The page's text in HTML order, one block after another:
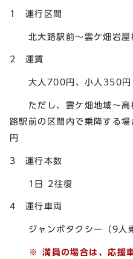
1 運行区間
北大路駅前～雲ケ畑岩屋
2 運賃
大人700円、小人350円
ただし、雲ケ畑地域～高
路駅前の区間内で乗降する
円
3 運行本数
1日 2往復
4 運行車両
ジャンボタクシー（9人乗
※ 満員の場合は、応援